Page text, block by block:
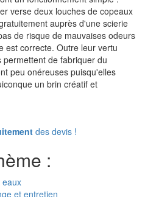
verse deux louches de copeaux
auprès d'une scierie
de risque de mauvaises odeurs
est correcte. Outre leur vertu
de fabriquer du
peu onéreuses puisqu'elles
un brin créatif et
des devis !
:
eaux
et entretien